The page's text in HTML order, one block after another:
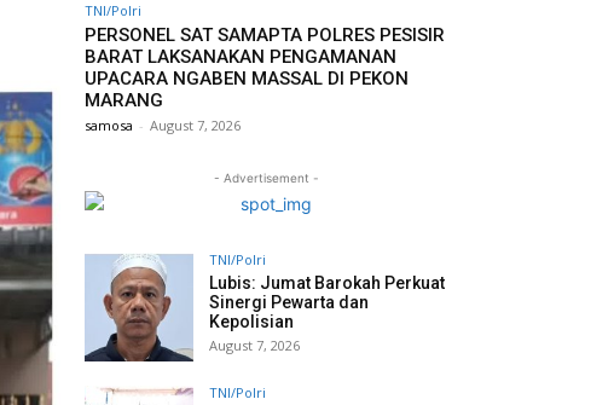
TNI/Polri
PERSONEL SAT SAMAPTA POLRES PESISIR
BARAT LAKSANAKAN PENGAMANAN
UPACARA NGABEN MASSAL DI PEKON
MARANG
samosa - August 7, 2026
- Advertisement -
TNI/Polri
Lubis: Jumat Barokah Perkuat
Sinergi Pewarta dan
Kepolisian
August 7, 2026
TNI/Polri